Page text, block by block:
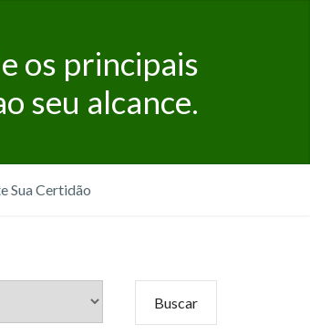
e os principais
seu alcance.
Sua Certidão